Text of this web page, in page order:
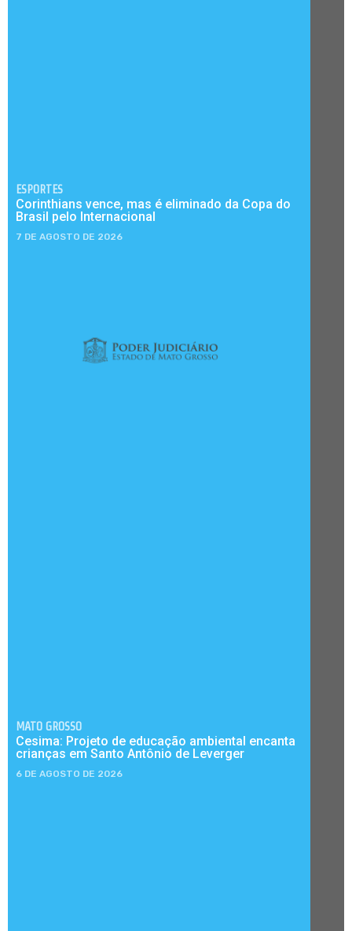
ESPORTES
Corinthians vence, mas é eliminado da Copa do
Brasil pelo Internacional
7 DE AGOSTO DE 2026
MATO GROSSO
Cesima: Projeto de educação ambiental encanta
crianças em Santo Antônio de Leverger
6 DE AGOSTO DE 2026